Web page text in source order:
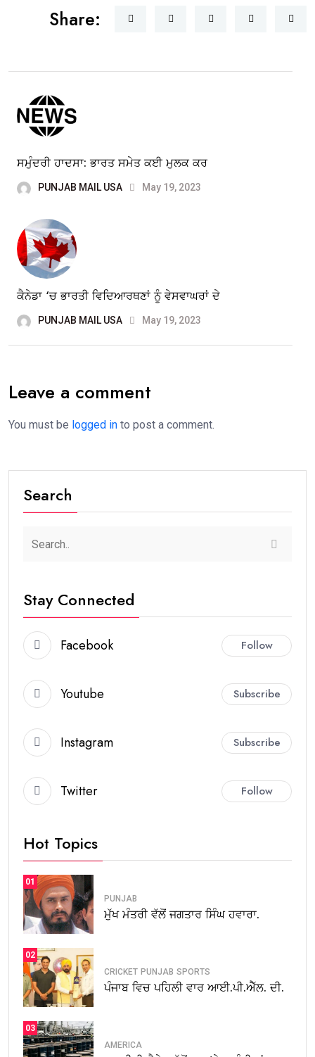
Share:
ਸਮੁੰਦਰੀ ਹਾਦਸਾ: ਭਾਰਤ ਸਮੇਤ ਕਈ ਮੁਲਕ ਕਰ
PUNJAB MAIL USA May 19, 2023
ਕੈਨੇਡਾ ‘ਚ ਭਾਰਤੀ ਵਿਦਿਆਰਥਣਾਂ ਨੂੰ ਵੇਸਵਾਘਰਾਂ ਦੇ
PUNJAB MAIL USA May 19, 2023
Leave a comment
You must be logged in to post a comment.
Search
Stay Connected
Facebook Follow
Youtube Subscribe
Instagram Subscribe
Twitter Follow
Hot Topics
01
PUNJAB
ਮੁੱਖ ਮੰਤਰੀ ਵੱਲੋਂ ਜਗਤਾਰ ਸਿੰਘ ਹਵਾਰਾ.
02
CRICKET PUNJAB SPORTS
ਪੰਜਾਬ ਵਿਚ ਪਹਿਲੀ ਵਾਰ ਆਈ.ਪੀ.ਐੱਲ. ਦੀ.
03
AMERICA